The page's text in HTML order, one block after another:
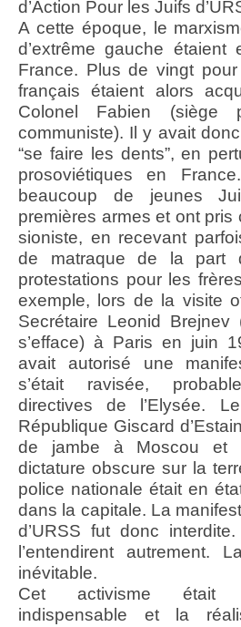
d’Action Pour les Juifs
A cette époque, le
d’extrême gauche
France. Plus de vingt pour
français étaient alors
Colonel Fabien (siège
communiste). Il y avait
“se faire les dents”, en
prosoviétiques en
beaucoup de jeunes
premières armes et ont
sioniste, en recevant
de matraque de la part
protestations pour les
exemple, lors de la visite
Secrétaire Leonid
s’efface) à Paris en juin
avait autorisé une
s’était ravisée,
directives de l’Elysée.
République Giscard
de jambe à Moscou et
dictature obscure sur la
police nationale était en
dans la capitale. La
d’URSS fut donc
l’entendirent autrement.
inévitable.
Cet activisme était
indispensable et la